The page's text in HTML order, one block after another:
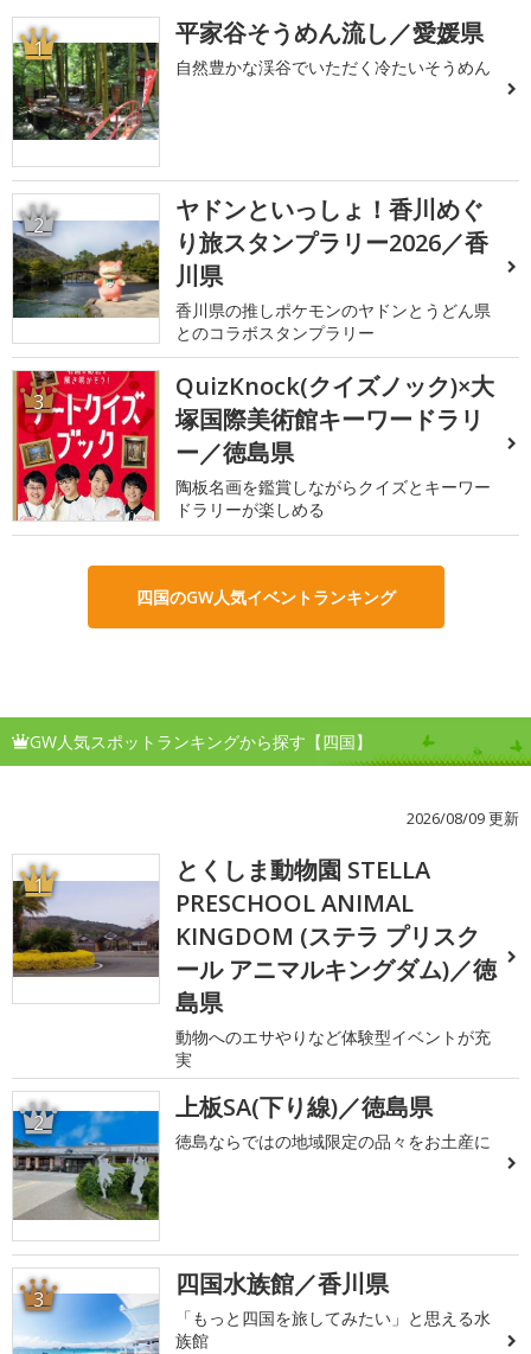
1 平家谷そうめん流し／愛媛県
自然豊かな渓谷でいただく冷たいそうめん
2
ヤドンといっしょ！香川めぐ
り旅スタンプラリー2026／香
川県
香川県の推しポケモンのヤドンとうどん県
とのコラボスタンプラリー
3
QuizKnock(クイズノック)×大
塚国際美術館キーワードラリ
ー／徳島県
陶板名画を鑑賞しながらクイズとキーワー
ドラリーが楽しめる
四国のGW人気イベントランキング
GW人気スポットランキングから探す【四国】
2026/08/09 更新
1
とくしま動物園 STELLA
PRESCHOOL ANIMAL
KINGDOM (ステラ プリスク
ール アニマルキングダム)／徳
島県
動物へのエサやりなど体験型イベントが充
実
2 上板SA(下り線)／徳島県
徳島ならではの地域限定の品々をお土産に
3 四国水族館／香川県
「もっと四国を旅してみたい」と思える水
族館